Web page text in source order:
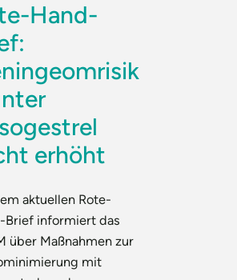
Hand-
erhöht
aktuellen Rote-
Brief informiert das
über Maßnahmen zur
mit